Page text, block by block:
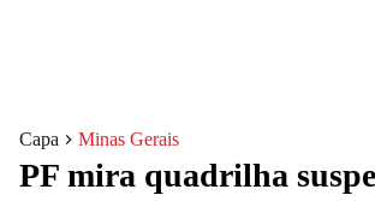
Capa Minas Gerais
PF mira quadrilha